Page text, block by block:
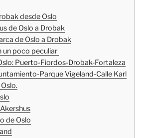
desde Oslo
de Oslo a Drobak
de Oslo a Drobak
un poco peculiar
Puerto-Fiordos-Drobak-Fortaleza
Parque Vigeland-Calle Karl
de Oslo